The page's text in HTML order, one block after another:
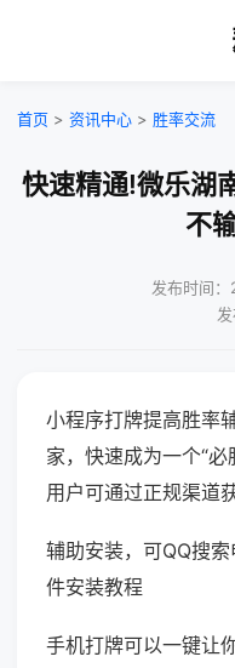
首页 > 资讯中心 > 胜率交流
快速精通!微乐湖
不
发布时间
小程序打牌提高胜率
家，快速成为一个“
用户可通过正规渠道
辅助安装，可QQ搜
件安装教程
手机打牌可以一键让